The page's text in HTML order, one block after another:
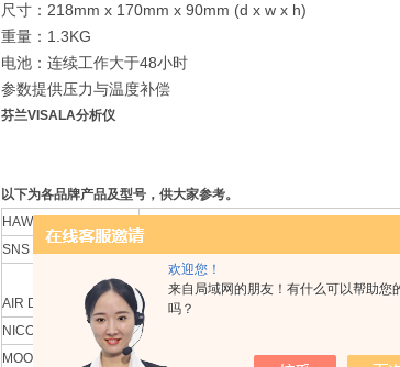
欢迎您！
来自局域网的朋友！有什么可以帮助您
吗？
尺寸： 218mm x 170mm x 90mm (d x w x h)
重量： 1.3KG
电池：连续工作大于48小时
参数提供压力与温度补偿
芬兰VISALA分析仪
以下为各品牌产品及型号，供大家参考。
HAWE
SNS
AIR DIMENSIONS
R221-FV-AB2-AHK 230VAC 50HZ 流量
0.15 MPa
NICOPRESS
51-F2-850
MOOG
D664-Z4306/K/P05JXNF6VSX2-A